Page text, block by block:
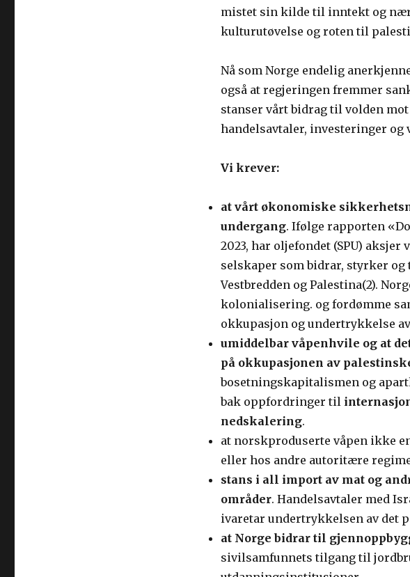
mistet sin kilde til inntekt og
kulturutøvelse og roten til
Nå som Norge endelig
også at regjeringen fremmer
stanser vårt bidrag til volden
handelsavtaler, investeringer og
Vi krever:
at vårt økonomiske
undergang. Ifølge rapporten
2023, har oljefondet (SPU)
selskaper som bidrar, styrker
Vestbredden og Palestina(2).
kolonialisering. og fordømme
okkupasjon og undertrykkelse
umiddelbar våpenhvile og at
på okkupasjonen av
bosetningskapitalismen og
bak oppfordringer til
nedskalering.
at norskproduserte våpen ikke
eller hos andre autoritære
stans i all import av mat og
områder. Handelsavtaler med
ivaretar undertrykkelsen av det
at Norge bidrar til
sivilsamfunnets tilgang til